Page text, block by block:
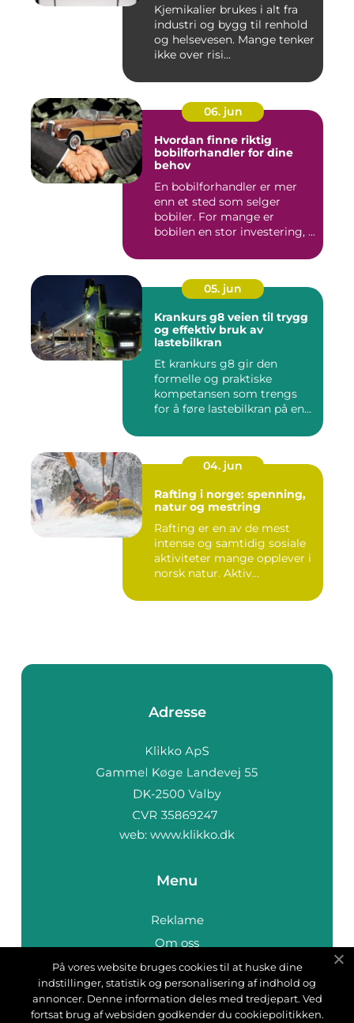
Kjemikalier brukes i alt fra
industri og bygg til renhold
og helsevesen. Mange tenker
ikke over risi...
06. jun
Hvordan finne riktig
bobilforhandler for dine
behov
En bobilforhandler er mer
enn et sted som selger
bobiler. For mange er
bobilen en stor investering, ...
05. jun
Krankurs g8 veien til trygg
og effektiv bruk av
lastebilkran
Et krankurs g8 gir den
formelle og praktiske
kompetansen som trengs
for å føre lastebilkran på en
04. jun
Rafting i norge: spenning,
natur og mestring
Rafting er en av de mest
intense og samtidig sosiale
aktiviteter mange opplever i
norsk natur. Aktiv...
Adresse
web: www.klikko.dk
Menu
Reklame
Om oss
Cookies
Kontakt Oss
Sitemap
På vores website bruges cookies til at huske dine
indstillinger, statistik og personalisering af indhold og
annoncer. Denne information deles med tredjepart. Ved
fortsat brug af websiden godkender du cookiepolitikken.